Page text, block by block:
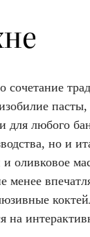
для любого
но и
оливковое
менее